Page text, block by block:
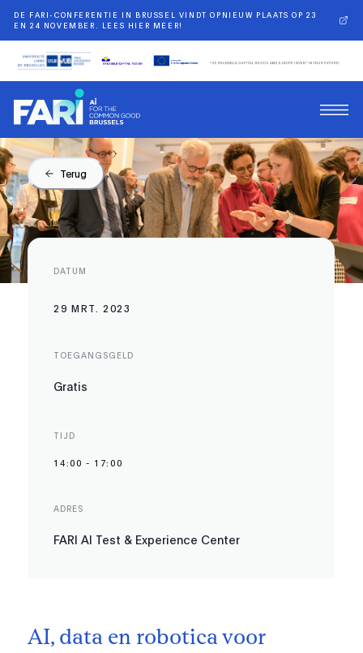
DE FARI-CONFERENTIE IN BRUSSEL VINDT OPNIEUW PLAATS OP 23
EN 24 NOVEMBER. LEES HIER MEER!
Terug
DATUM
29 MRT. 2023
TOEGANGSGELD
Gratis
TIJD
14:00 - 17:00
ADRES
FARI AI Test & Experience Center
AI, data en robotica voor